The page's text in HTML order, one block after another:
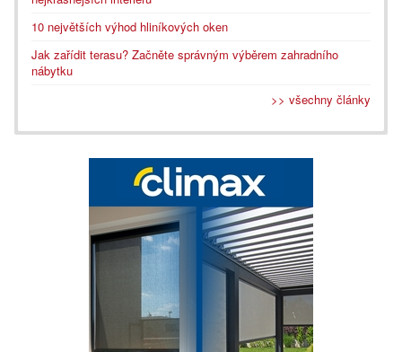
10 největších výhod hliníkových oken
Jak zařídit terasu? Začněte správným výběrem zahradního
nábytku
>> všechny články